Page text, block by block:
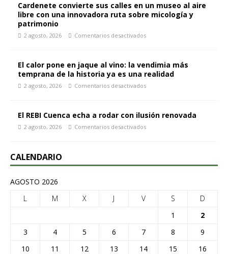
Cardenete convierte sus calles en un museo al aire
libre con una innovadora ruta sobre micología y
patrimonio
2 agosto, 2026 Comentarios desactivados
El calor pone en jaque al vino: la vendimia más
temprana de la historia ya es una realidad
2 agosto, 2026 Comentarios desactivados
El REBI Cuenca echa a rodar con ilusión renovada
2 agosto, 2026 Comentarios desactivados
CALENDARIO
AGOSTO 2026
L
M X J V S
D
1
2
3
4 5 6 7 8
9
10
11 12 13 14 15
16